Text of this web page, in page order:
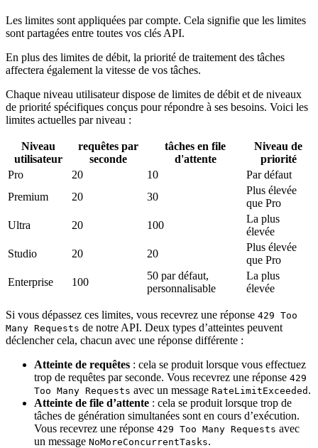
Les limites sont appliquées par compte. Cela signifie que les limites
sont partagées entre toutes vos clés API.
En plus des limites de débit, la priorité de traitement des tâches
affectera également la vitesse de vos tâches.
Chaque niveau utilisateur dispose de limites de débit et de niveaux
de priorité spécifiques conçus pour répondre à ses besoins. Voici les
limites actuelles par niveau :
Niveau
utilisateur
requêtes par
seconde
tâches en file
d'attente
Niveau de
priorité
Pro
20 10
Par défaut
Premium
20 30
Plus élevée
que Pro
Ultra
20 100
La plus
élevée
Studio
20 20
Plus élevée
que Pro
Enterprise
100
50 par défaut,
personnalisable
La plus
élevée
Si vous dépassez ces limites, vous recevrez une réponse 429 Too
Many Requests de notre API. Deux types d’atteintes peuvent
déclencher cela, chacun avec une réponse différente :
Atteinte de requêtes : cela se produit lorsque vous effectuez
trop de requêtes par seconde. Vous recevrez une réponse 429
Too Many Requests avec un message RateLimitExceeded .
Atteinte de file d’attente : cela se produit lorsque trop de
tâches de génération simultanées sont en cours d’exécution.
Vous recevrez une réponse 429 Too Many Requests avec
un message NoMoreConcurrentTasks.